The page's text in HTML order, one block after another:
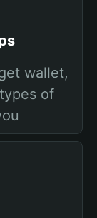
wallet,
of